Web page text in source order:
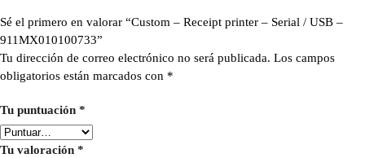
Sé el primero en valorar “Custom – Receipt printer – Serial / USB –
911MX010100733”
Tu dirección de correo electrónico no será publicada. Los campos
obligatorios están marcados con *
Tu puntuación *
Tu valoración *